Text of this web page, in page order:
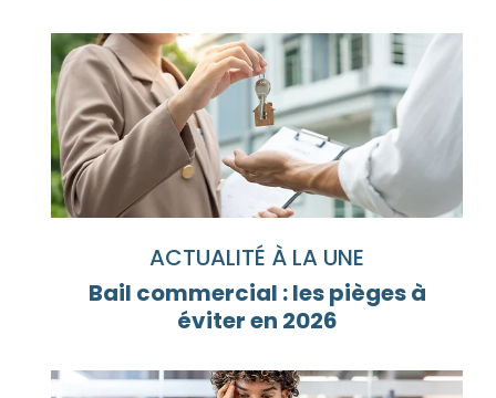
ACTUALITÉ À LA UNE
Bail commercial : les pièges à
éviter en 2026